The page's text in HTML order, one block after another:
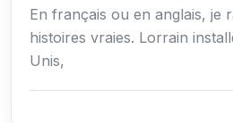
En français ou en anglais, je
histoires vraies. Lorrain
Unis,